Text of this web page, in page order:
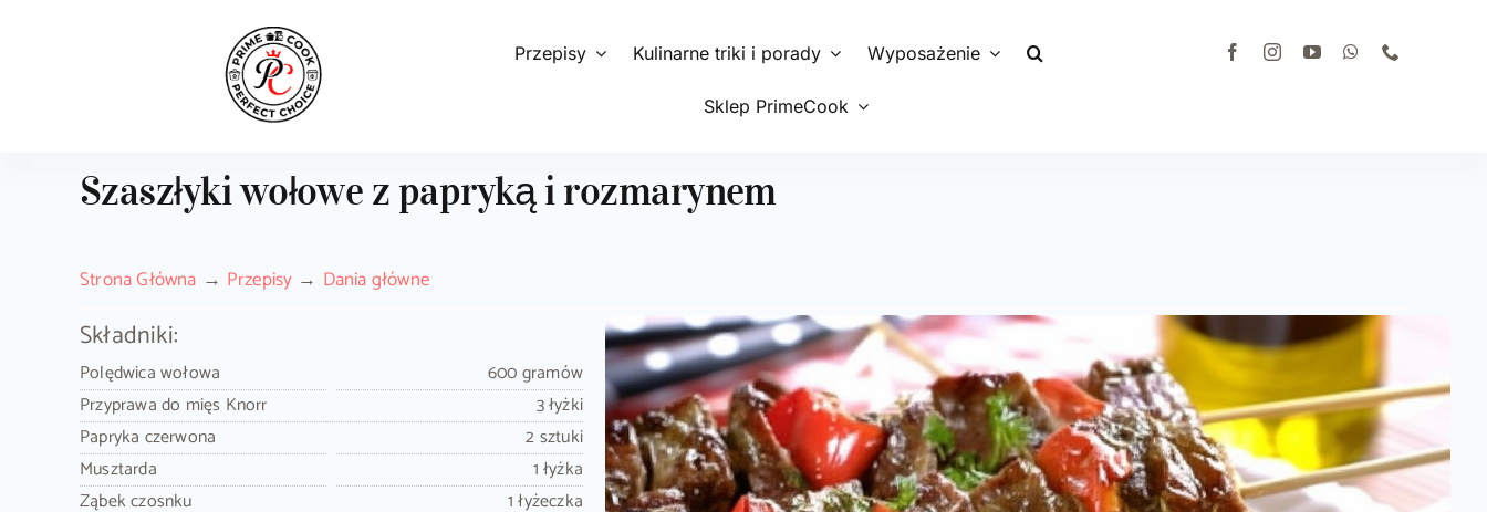
Przepisy Kulinarne triki i porady Wyposażenie
Sklep PrimeCook
Szaszłyki wołowe z papryką i rozmarynem
Strona Główna Przepisy Dania główne
Składniki:
Polędwica wołowa
600 gramów
Przyprawa do mięs Knorr
3 łyżki
Papryka czerwona
2 sztuki
Musztarda
1 łyżka
Ząbek czosnku
1 łyżeczka